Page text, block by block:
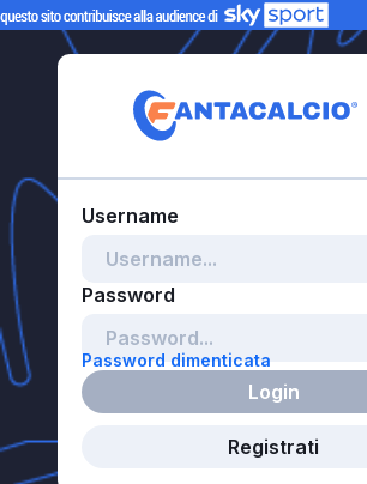
Password dimenticata
Login
Registrati